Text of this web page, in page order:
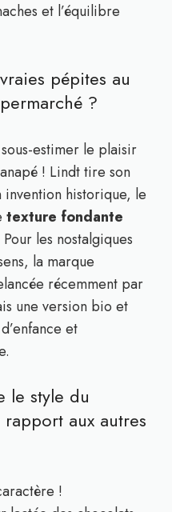
et l’équilibre
pépites au
?
estimer le plaisir
! Lindt tire son
historique, le
texture fondante
les nostalgiques
la marque
récemment par
une version bio et
et
le style du
aux autres
!